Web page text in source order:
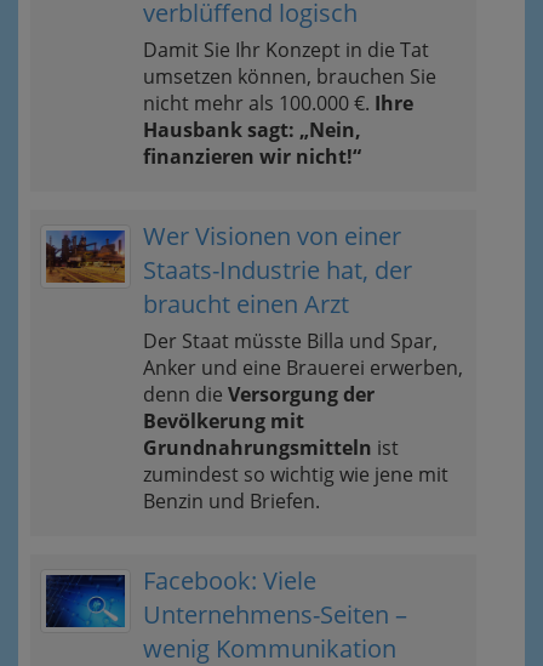
verblüffend logisch
Damit Sie Ihr Konzept in die Tat
umsetzen können, brauchen Sie
nicht mehr als 100.000 €. Ihre
Hausbank sagt: „Nein,
finanzieren wir nicht!“
Wer Visionen von einer
Staats-Industrie hat, der
braucht einen Arzt
Der Staat müsste Billa und Spar,
Anker und eine Brauerei erwerben,
denn die Versorgung der
Bevölkerung mit
Grundnahrungsmitteln ist
zumindest so wichtig wie jene mit
Benzin und Briefen.
Facebook: Viele
Unternehmens-Seiten –
wenig Kommunikation